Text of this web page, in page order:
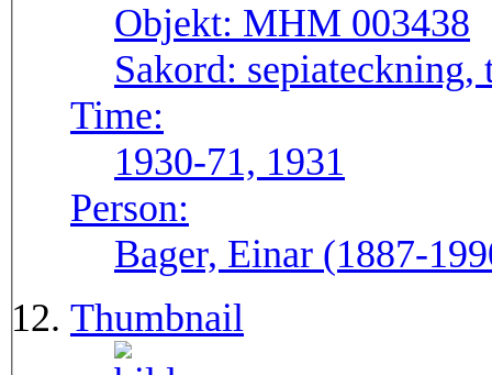
Objekt: MHM 003438
Sakord: sepiateckning,
Time:
1930-71, 1931
Person:
Bager, Einar (1887-
Thumbnail